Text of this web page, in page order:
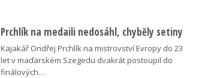
Prchlík na medaili nedosáhl, chyběly setiny
Kajakář Ondřej Prchlík na mistrovství Evropy do 23
let v maďarském Szegedu dvakrát postoupil do
finálových…